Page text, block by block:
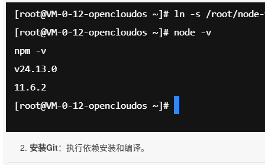
安装Git：执行依赖安装和编译。